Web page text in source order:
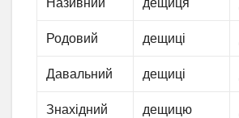
Називний дещиця
Родовий дещиці
Давальний дещиці
Знахідний дещицю